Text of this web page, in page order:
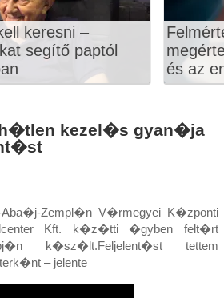
keresni –
segítő paptól
és az
kezel�s gyan�ja
Zempl�n V�rmegyei K�zponti
Kft. k�z�tti �gyben felt�rt
k�sz�lt.Feljelent�st tettem
– jelente